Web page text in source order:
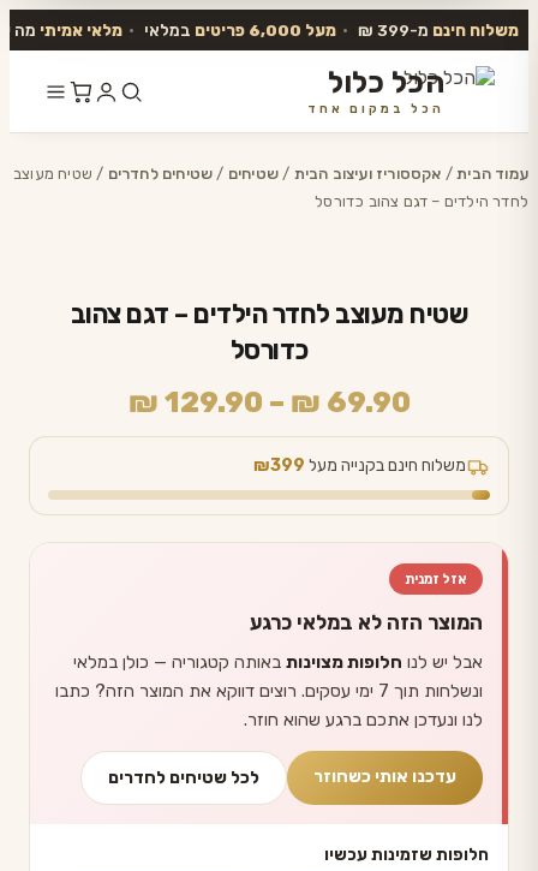
משלוח חינם מ-399 ₪ • מעל 6,000 פריטים במלאי • מלאי אמיתי מה
הכל כלול
הכל במקום אחד
לתוכן
עמוד הבית/ אקססוריז ועיצוב הבית /שטיחים / שטיחים לחדרים / שטיח מעוצב
לחדר הילדים – דגם צהוב כדורסל
שטיח מעוצב לחדר הילדים – דגם צהוב
כדורסל
₪ 69.90
–
₪ 129.90
מחירים:
עד
⁦₪ 129.90⁩
משלוח חינם בקנייה מעל ₪399
אזל זמנית
המוצר הזה לא במלאי כרגע
אבל יש לנו חלופות מצוינות באותה קטגוריה — כולן במלאי
ונשלחות תוך 7 ימי עסקים. רוצים דווקא את המוצר הזה? כתבו
לנו ונעדכן אתכם ברגע שהוא חוזר.
עדכנו אותי כשחוזר לכל שטיחים לחדרים
חלופות שזמינות עכשיו